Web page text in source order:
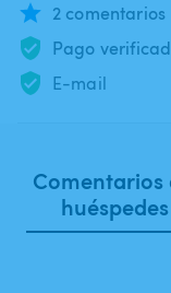
2 comentarios
Pago
E-mail
Comentarios